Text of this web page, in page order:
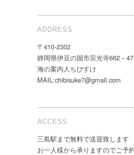
ADDRESS
〒410-2302
静岡県伊豆の国市宗光寺662－47
海の案内人ちびすけ
MAIL:chibisuke7@gmail.com
ACCESS
三島駅まで無料で送迎致します
お一人様から承りますのでご予